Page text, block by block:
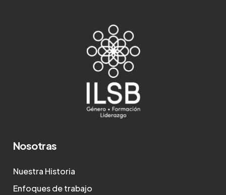
Nosotras
Nuestra Historia
Enfoques de trabajo